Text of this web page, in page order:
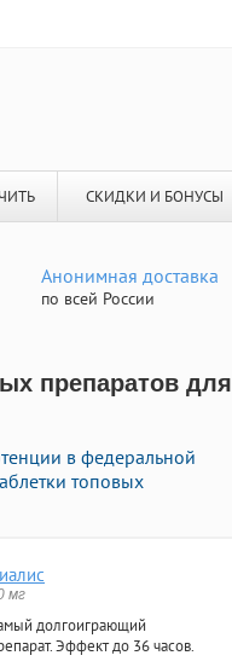
СКИДКИ И БОНУСЫ
Анонимная доставка
по всей России
препаратов для
в федеральной
топовых
мг
долгоиграющий
Эффект до 36 часов.